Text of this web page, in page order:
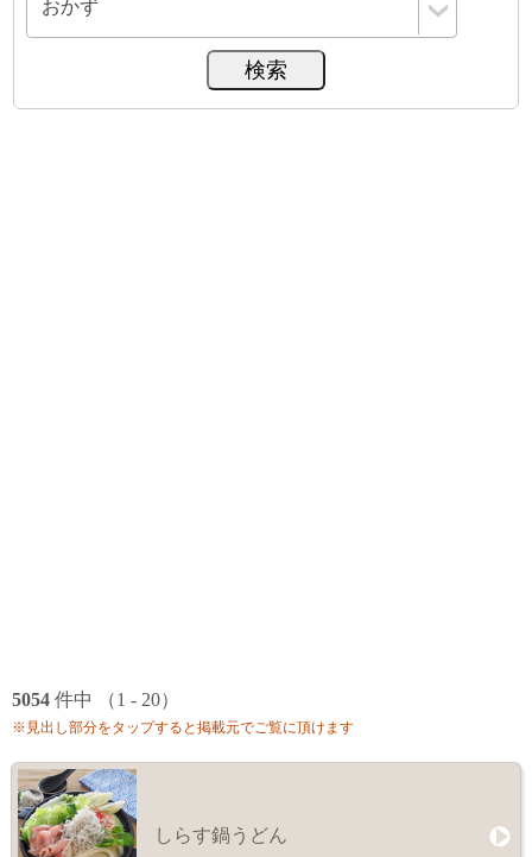
5054 件中 （1 - 20）
※見出し部分をタップすると掲載元でご覧に頂けます
しらす鍋うどん